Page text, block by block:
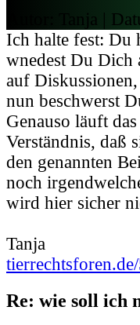
Autor: Tanja |
Ich halte fest: Du
wnedest Du Dich
auf
nun beschwerst
Genauso läuft
Verständnis, daß
den genannten
noch
wird hier sicher
Tanja
Re: wie soll ich